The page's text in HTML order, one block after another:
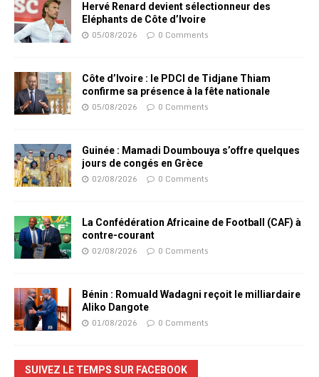
Hervé Renard devient sélectionneur des
Eléphants de Côte d’Ivoire
05/08/2026 0 Comments
Côte d’Ivoire : le PDCI de Tidjane Thiam
confirme sa présence à la fête nationale
05/08/2026 0 Comments
Guinée : Mamadi Doumbouya s’offre quelques
jours de congés en Grèce
02/08/2026 0 Comments
La Confédération Africaine de Football (CAF) à
contre-courant
02/08/2026 0 Comments
Bénin : Romuald Wadagni reçoit le milliardaire
Aliko Dangote
01/08/2026 0 Comments
SUIVEZ LE TEMPS SUR FACEBOOK